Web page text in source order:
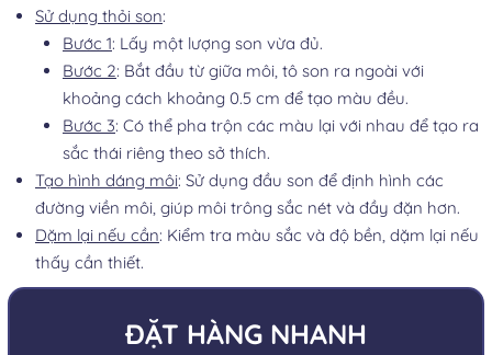
Sử dụng thỏi son:
Bước 1: Lấy một lượng son vừa đủ.
Bước 2: Bắt đầu từ giữa môi, tô son ra ngoài với
khoảng cách khoảng 0.5 cm để tạo màu đều.
Bước 3: Có thể pha trộn các màu lại với nhau để tạo ra
sắc thái riêng theo sở thích.
Tạo hình dáng môi: Sử dụng đầu son để định hình các
đường viền môi, giúp môi trông sắc nét và đầy đặn hơn.
Dặm lại nếu cần: Kiểm tra màu sắc và độ bền, dặm lại nếu
thấy cần thiết.
ĐẶT HÀNG NHANH